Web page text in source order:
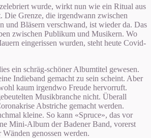
wurde, wirkt nun wie ein Ritual aus
Die Grenze, die irgendwann zwischen
und Bläsern verschwand, ist wieder da. Das
zwischen Publikum und Musikern. Wo
eingerissen wurden, steht heute Covid-
ein schräg-schöner Albumtitel gewesen.
Indieband gemacht zu sein scheint. Aber
kaum irgendwo Freude hervorruft.
Musikbranche nicht. Überall
Abstriche gemacht werden.
kleine. So kann «Spruce», das vor
Mini-Album der Badener Band, vorerst
genossen werden.